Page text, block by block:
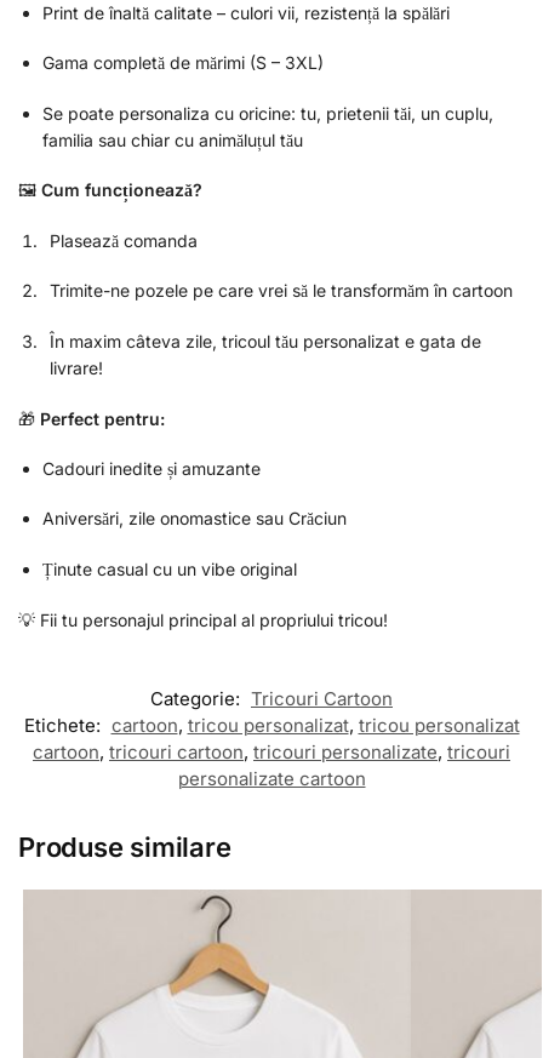
Print de înaltă calitate – culori vii, rezistență la spălări
Gama completă de mărimi (S – 3XL)
Se poate personaliza cu oricine: tu, prietenii tăi, un cuplu,
familia sau chiar cu animăluțul tău
🖼️ Cum funcționează?
Plasează comanda
Trimite-ne pozele pe care vrei să le transformăm în cartoon
În maxim câteva zile, tricoul tău personalizat e gata de
livrare!
🎁 Perfect pentru:
Cadouri inedite și amuzante
Aniversări, zile onomastice sau Crăciun
Ținute casual cu un vibe original
💡 Fii tu personajul principal al propriului tricou!
Categorie: Tricouri Cartoon
Etichete: cartoon, tricou personalizat, tricou personalizat
cartoon, tricouri cartoon, tricouri personalizate, tricouri
personalizate cartoon
Produse similare